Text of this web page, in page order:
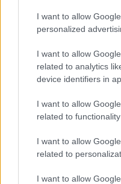
I want to allow
personalized
I want to allow
related to analytics
device identifiers in
I want to allow
related to
I want to allow
related to
I want to allow
együtt